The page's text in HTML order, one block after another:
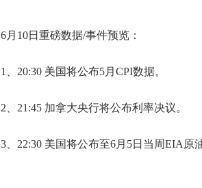
6月10日重磅数据/事件预览：
1、20:30 美国将公布5月CPI数据。
2、21:45 加拿大央行将公布利率决议。
3、22:30 美国将公布至6月5日当周EIA原